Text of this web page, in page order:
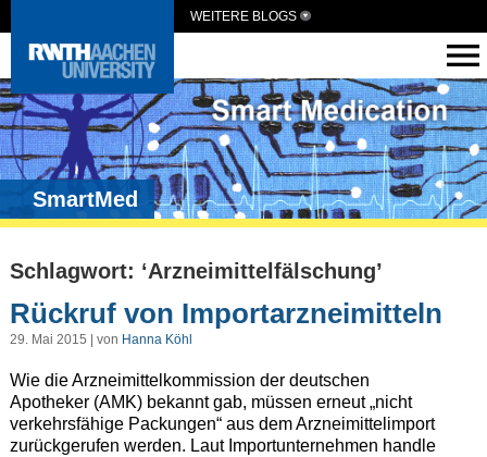
WEITERE BLOGS
SmartMed
Schlagwort: ‘Arzneimittelfälschung’
Rückruf von Importarzneimitteln
29. Mai 2015 | von Hanna Köhl
Wie die Arzneimittelkommission der deutschen
Apotheker (AMK) bekannt gab, müssen erneut „nicht
verkehrsfähige Packungen“ aus dem Arzneimittelimport
zurückgerufen werden. Laut Importunternehmen handle